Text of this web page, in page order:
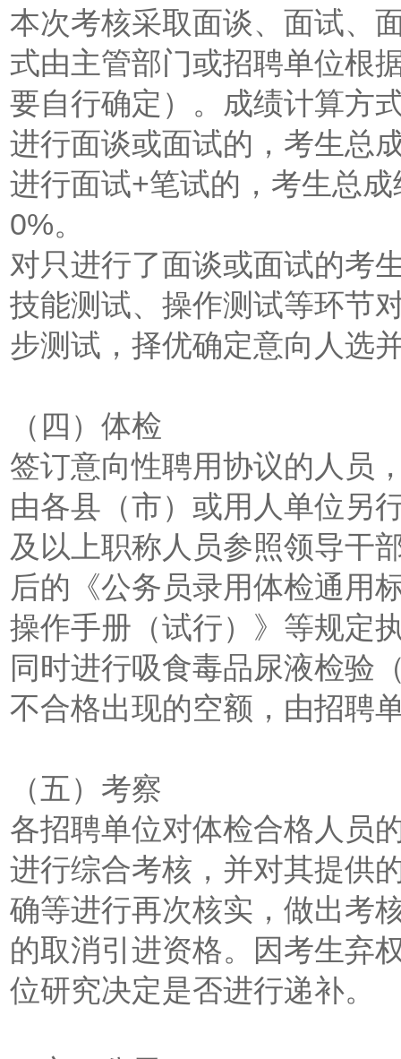
本次考核采取面谈、面试、
式由主管部门或招聘单位根
要自行确定）。成绩计算方
进行面谈或面试的，考生总
进行面试+笔试的，考生总
0%。
对只进行了面谈或面试的考
技能测试、操作测试等环节
步测试，择优确定意向人选
（四）体检
签订意向性聘用协议的人员
由各县（市）或用人单位另
及以上职称人员参照领导干
后的《公务员录用体检通用
操作手册（试行）》等规定
同时进行吸食毒品尿液检验
不合格出现的空额，由招聘
（五）考察
各招聘单位对体检合格人员
进行综合考核，并对其提供
确等进行再次核实，做出考
的取消引进资格。因考生弃
位研究决定是否进行递补。